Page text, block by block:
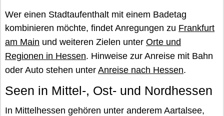
Wer einen Stadtaufenthalt mit einem Badetag
kombinieren möchte, findet Anregungen zu Frankfurt
am Main und weiteren Zielen unter Orte und
Regionen in Hessen. Hinweise zur Anreise mit Bahn
oder Auto stehen unter Anreise nach Hessen.
Seen in Mittel-, Ost- und Nordhessen
In Mittelhessen gehören unter anderem Aartalsee,